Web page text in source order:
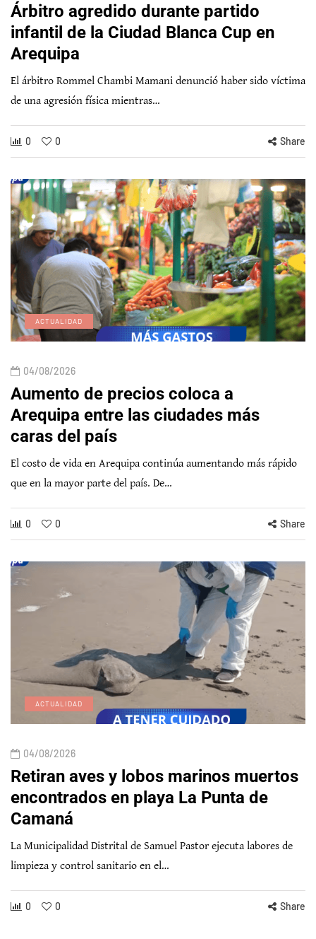
Árbitro agredido durante partido
infantil de la Ciudad Blanca Cup en
Arequipa
El árbitro Rommel Chambi Mamani denunció haber sido víctima
de una agresión física mientras…
0 0 Share
ACTUALIDAD
04/08/2026
Aumento de precios coloca a
Arequipa entre las ciudades más
caras del país
El costo de vida en Arequipa continúa aumentando más rápido
que en la mayor parte del país. De…
0 0 Share
ACTUALIDAD
04/08/2026
Retiran aves y lobos marinos muertos
encontrados en playa La Punta de
Camaná
La Municipalidad Distrital de Samuel Pastor ejecuta labores de
limpieza y control sanitario en el…
0 0 Share